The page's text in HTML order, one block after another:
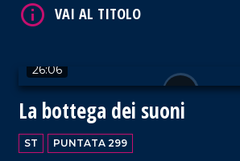
preziosi dettagli che svelano la vita
26:06
La bottega dei suoni
ST PUNTATA 299
VAI AL TITOLO